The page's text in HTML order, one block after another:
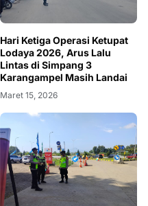
Hari Ketiga Operasi Ketupat
Lodaya 2026, Arus Lalu
Lintas di Simpang 3
Karangampel Masih Landai
Maret 15, 2026